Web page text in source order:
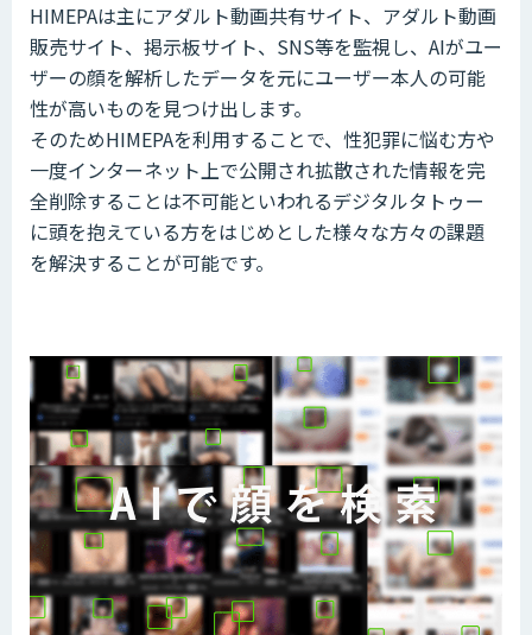
HIMEPAは主にアダルト動画共有サイト、アダルト動画
販売サイト、掲示板サイト、SNS等を監視し、AIがユー
ザーの顔を解析したデータを元にユーザー本人の可能
性が高いものを見つけ出します。
そのためHIMEPAを利用することで、性犯罪に悩む方や
一度インターネット上で公開され拡散された情報を完
全削除することは不可能といわれるデジタルタトゥー
に頭を抱えている方をはじめとした様々な方々の課題
を解決することが可能です。